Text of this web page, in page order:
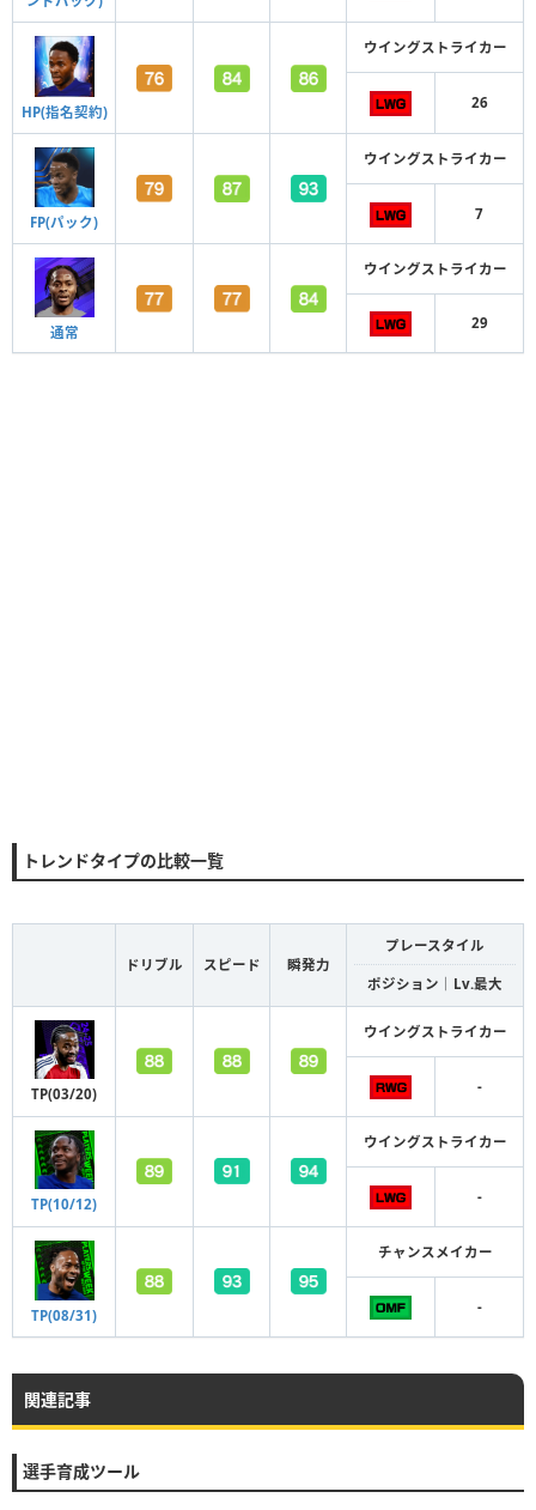
HP(指名契約)
ウイングストライカー
26
FP(パック)
ウイングストライカー
7
通常
ウイングストライカー
29
トレンドタイプの比較一覧
ドリブル スピード 瞬発力
プレースタイル
ポジション｜Lv.最大
TP(03/20)
ウイングストライカー
-
TP(10/12)
ウイングストライカー
-
TP(08/31)
チャンスメイカー
-
関連記事
選手育成ツール